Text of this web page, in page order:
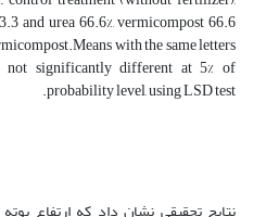
and urea 66.6%, vermicompost 66.6
with the same letters
significantly different at 5% of
probability level, using LSD test.